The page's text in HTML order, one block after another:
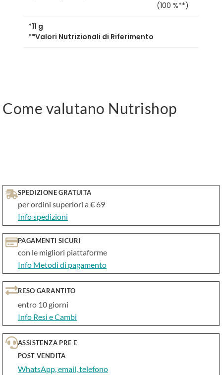
(100 %**)
*11 g
**Valori Nutrizionali di Riferimento
Come valutano Nutrishop
SPEDIZIONE GRATUITA
per ordini superiori a € 69
Info spedizioni
PAGAMENTI SICURI
con le migliori piattaforme
Info Metodi di pagamento
RESO GARANTITO
entro 10 giorni
Info Resi e Cambi
ASSISTENZA PRE E
POST VENDITA
WhatsApp, email, telefono